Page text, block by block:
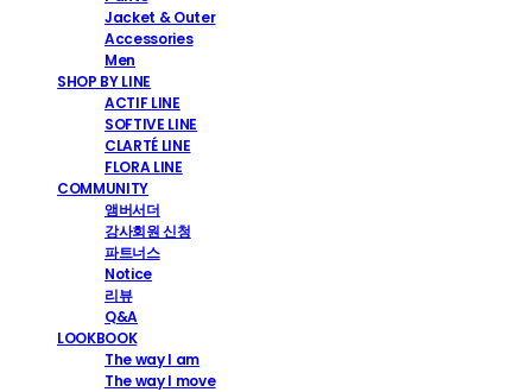
Jacket & Outer
Accessories
Men
SHOP BY LINE
ACTIF LINE
SOFTIVE LINE
CLARTÉ LINE
FLORA LINE
COMMUNITY
앰버서더
강사회원 신청
파트너스
Notice
리뷰
Q&A
LOOKBOOK
The way I am
The way I move